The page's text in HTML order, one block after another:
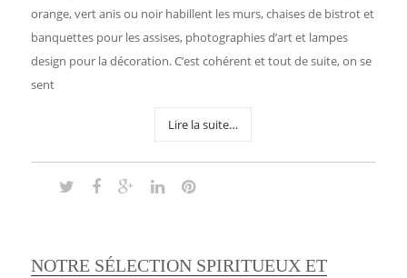
orange, vert anis ou noir habillent les murs, chaises de bistrot et
banquettes pour les assises, photographies d’art et lampes
design pour la décoration. C’est cohérent et tout de suite, on se
sent
Lire la suite…
NOTRE SÉLECTION SPIRITUEUX ET